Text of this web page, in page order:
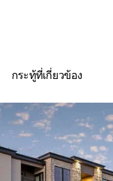
กระทู้ที่เกี่ยวข้อง